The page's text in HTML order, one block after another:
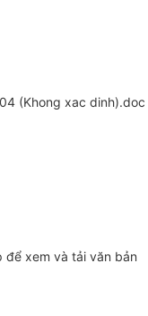
(Khong xac dinh).doc
để xem và tải văn bản